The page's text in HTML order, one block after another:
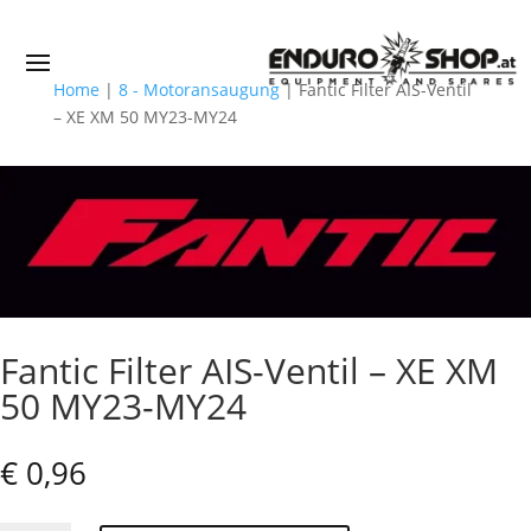
Home | 8 - Motoransaugung|Fantic Filter AIS-Ventil
– XE XM 50 MY23-MY24
Fantic Filter AIS-Ventil – XE XM
50 MY23-MY24
€ 0,96